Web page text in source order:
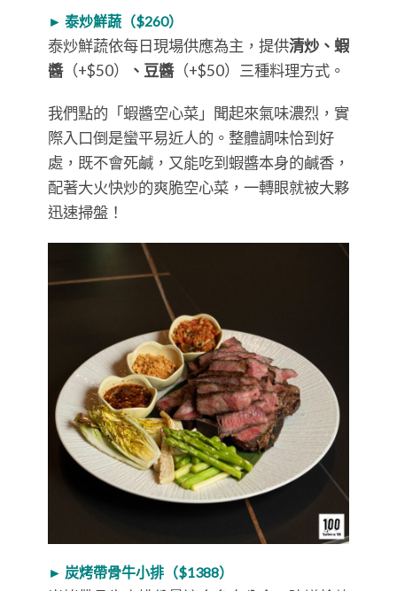
► 泰炒鮮蔬（$260）
泰炒鮮蔬依每日現場供應為主，提供清炒、蝦
醬（+$50） 、豆醬（+$50）三種料理方式。
我們點的「蝦醬空心菜」聞起來氣味濃烈，實
際入口倒是蠻平易近人的。整體調味恰到好
處，既不會死鹹，又能吃到蝦醬本身的鹹香，
配著大火快炒的爽脆空心菜，一轉眼就被大夥
迅速掃盤！
► 炭烤帶骨牛小排（$1388）